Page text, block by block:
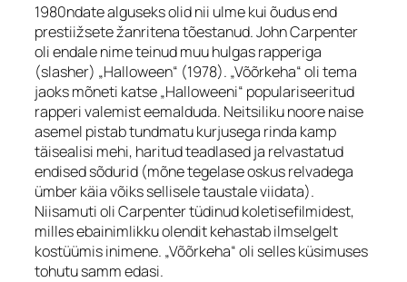
1980ndate alguseks olid nii ulme kui õudus end
prestiižsete žanritena tõestanud. John Carpenter
oli endale nime teinud muu hulgas rapperiga
(slasher) „Halloween“ (1978). „Võõrkeha“ oli tema
jaoks mõneti katse „Halloweeni“ populariseeritud
rapperi valemist eemalduda. Neitsiliku noore naise
asemel pistab tundmatu kurjusega rinda kamp
täisealisi mehi, haritud teadlased ja relvastatud
endised sõdurid (mõne tegelase oskus relvadega
ümber käia võiks sellisele taustale viidata).
Niisamuti oli Carpenter tüdinud koletisefilmidest,
milles ebainimlikku olendit kehastab ilmselgelt
kostüümis inimene. „Võõrkeha“ oli selles küsimuses
tohutu samm edasi.